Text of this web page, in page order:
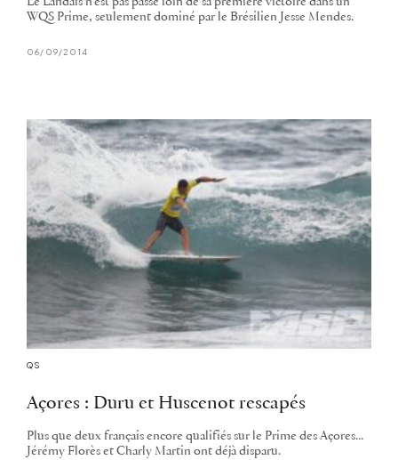
WQS Prime, seulement dominé par le Brésilien Jesse Mendes.
06/09/2014
QS
Açores : Duru et Huscenot rescapés
Plus que deux français encore qualifiés sur le Prime des Açores...
Jérémy Florès et Charly Martin ont déjà disparu.